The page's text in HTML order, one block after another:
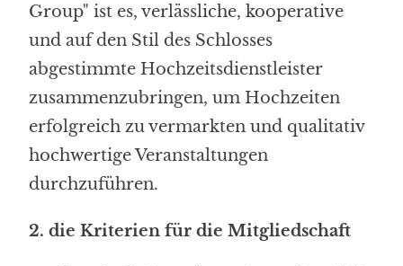
Group" ist es, verlässliche, kooperative
und auf den Stil des Schlosses
abgestimmte Hochzeitsdienstleister
zusammenzubringen, um Hochzeiten
erfolgreich zu vermarkten und qualitativ
hochwertige Veranstaltungen
durchzuführen.
2. die Kriterien für die Mitgliedschaft